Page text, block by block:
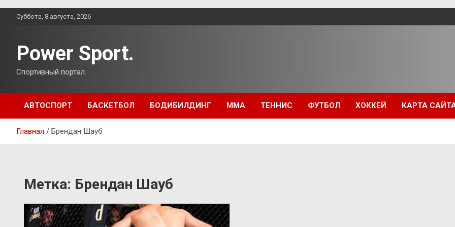
ПерейтиСуббота, 8 августа, 2026
Power Sport.
Спортивный портал.
АВТОСПОРТ БАСКЕТБОЛ БОДИБИЛДИНГ ММА ТЕННИС ФУТБОЛ ХОККЕЙ КАРТА
Главная Брендан Шауб
Метка: Брендан Шауб